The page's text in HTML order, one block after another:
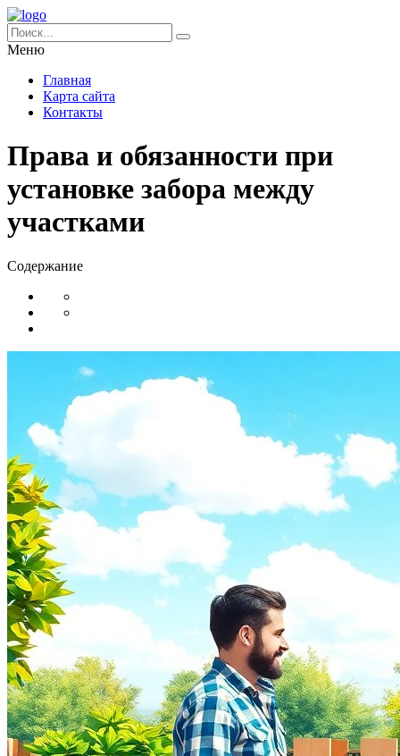
Меню
Главная
Карта сайта
Контакты
Права и обязанности при
установке забора между
участками
Содержание